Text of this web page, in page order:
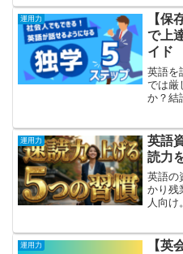
運用力
【保
で上
イド
英語を
では厳
か？結
しない
効果的
運用力
英語
読力
英語の
かり残
人向け
ます。
運用力
【英